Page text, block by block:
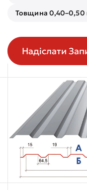
Товщина 0,40–0,50
Надіслати